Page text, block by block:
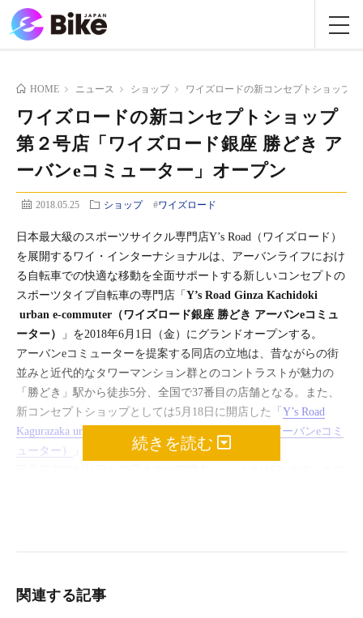
HOME ニュース ショップ ワイズロードの新コンセプトショップ
ワイズロードの新コンセプトショップ
第２号店「ワイズロード銀座 勝どき ア
ーバンeコミューター」オープン
2018.05.25 ショップ #ワイズロード
日本最大級のスポーツサイクル専門店Y’s Road（ワイズロード）
を展開するワイ・インターナショナルは、アーバンライフにおけ
る自転車での快適な移動を全面サポートする新しいコンセプトの
スポーツタイプ自転車の専門店「Y’s Road Ginza Kachidoki
urban e-commuter（ワイズロード銀座 勝どき アーバンeコミュ
ーター）
」を2018年6月1日（金）にグランドオープンする。
アーバンeコミューターを提案する同店の立地は、昔ながらの街
並みと近代的なタワーマンション群とのコントラストが魅力の
「勝どき」駅から徒歩5分、全国で37番目の店舗となる。また、
新コンセプトショップとしては5月18日に開店した「 Y’s Road
Kagurazaka urban e-commuter（ワイズロード神楽坂アーバンeコミ
ューター）
」に続き第２号店となる。
・月島駅 から徒歩15分（東京メトロ有楽町線・都営地下鉄大江
戸線）
続きを読む
関連する記事